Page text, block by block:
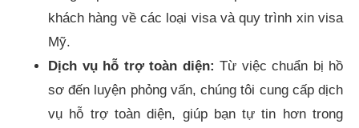
khách hàng về các loại visa và quy trình xin visa
Mỹ.
Dịch vụ hỗ trợ toàn diện: Từ việc chuẩn bị hồ
sơ đến luyện phỏng vấn, chúng tôi cung cấp dịch
vụ hỗ trợ toàn diện, giúp bạn tự tin hơn trong